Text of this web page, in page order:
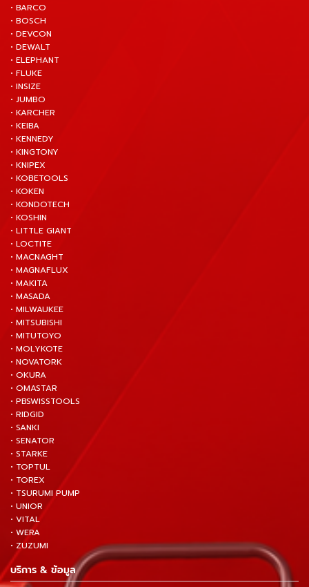
• BARCO
• BOSCH
• DEVCON
• DEWALT
• ELEPHANT
• FLUKE
• INSIZE
• JUMBO
• KARCHER
• KEIBA
• KENNEDY
• KINGTONY
• KNIPEX
• KOBETOOLS
• KOKEN
• KONDOTECH
• KOSHIN
• LITTLE GIANT
• LOCTITE
• MACNAGHT
• MAGNAFLUX
• MAKITA
• MASADA
• MILWAUKEE
• MITSUBISHI
• MITUTOYO
• MOLYKOTE
• NOVATORK
• OKURA
• OMASTAR
• PBSWISSTOOLS
• RIDGID
• SANKI
• SENATOR
• STARKE
• TOPTUL
• TOREX
• TSURUMI PUMP
• UNIOR
• VITAL
• WERA
• ZUZUMI
บริการ & ข้อมูล